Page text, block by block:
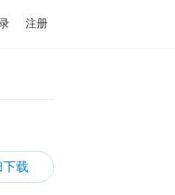
注册
下载